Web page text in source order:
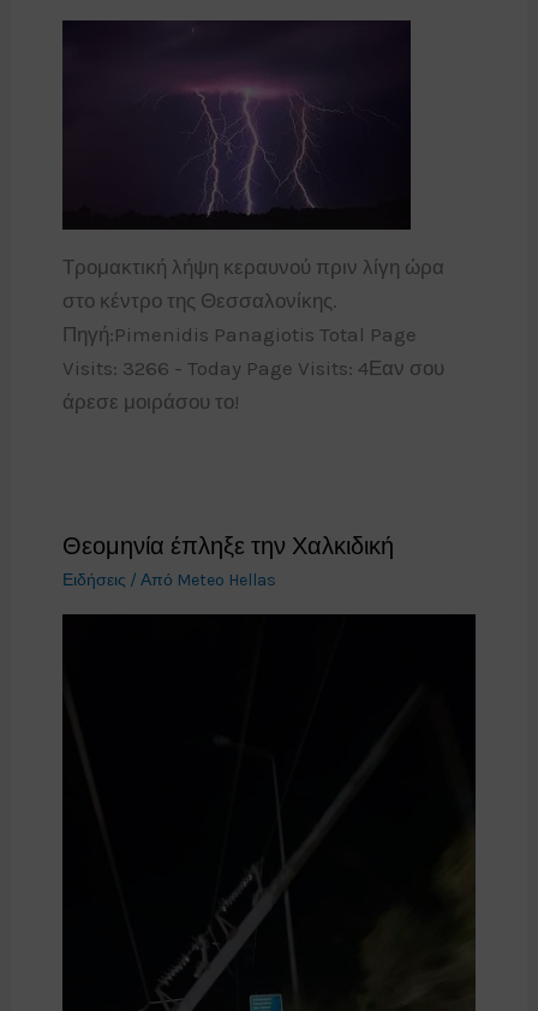
Τρομακτική λήψη κεραυνού πριν λίγη ώρα
στο κέντρο της Θεσσαλονίκης.
Πηγή:Pimenidis Panagiotis Total Page
Visits: 3266 - Today Page Visits: 4Εαν σου
άρεσε μοιράσου το!
Θεομηνία έπληξε την Χαλκιδική
Ειδήσεις / Από Meteo Hellas